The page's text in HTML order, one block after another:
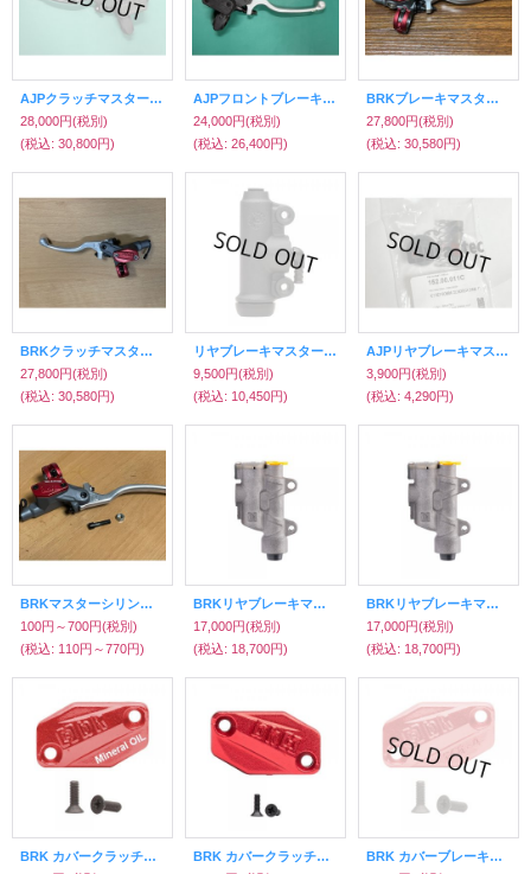
AJPクラッチマスターシリンダー（DOT）
28,000円(税別)
(税込: 30,800円)
AJPフロントブレーキマスターシリンダー
24,000円(税別)
(税込: 26,400円)
BRKブレーキマスターシリンダー（ショートレバータイプ）
27,800円(税別)
(税込: 30,580円)
BRKクラッチマスターシリンダー（ミネラル/ショートレバータイプ）
27,800円(税別)
(税込: 30,580円)
リヤブレーキマスターシリンダー（シェルコ/スコルパ）11〜
9,500円(税別)
(税込: 10,450円)
AJPリヤブレーキマスターシリンダーシールKIT
3,900円(税別)
(税込: 4,290円)
BRKマスターシリンダー用ボルト（レバー止め用）
100円～700円(税別)
(税込: 110円～770円)
BRKリヤブレーキマスターシリンダー（GASGAS）
17,000円(税別)
(税込: 18,700円)
BRKリヤブレーキマスターシリンダー（EVO）
17,000円(税別)
(税込: 18,700円)
BRK カバークラッチマスターシリンダー（赤）ミネラル
BRK カバークラッチマスターシリンダー（赤）DOT
BRK カバーブレーキマスターシリンダー（赤）